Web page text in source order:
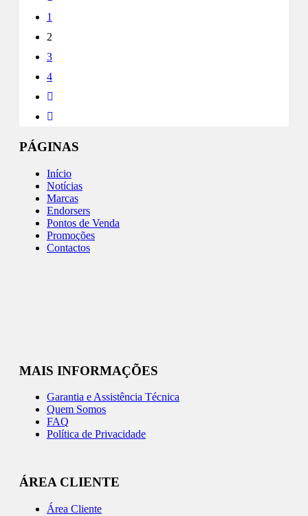
1
2
3
4
PÁGINAS
Início
Notícias
Marcas
Endorsers
Pontos de Venda
Promoções
Contactos
MAIS INFORMAÇÕES
Garantia e Assistência Técnica
Quem Somos
FAQ
Política de Privacidade
ÁREA CLIENTE
Área Cliente